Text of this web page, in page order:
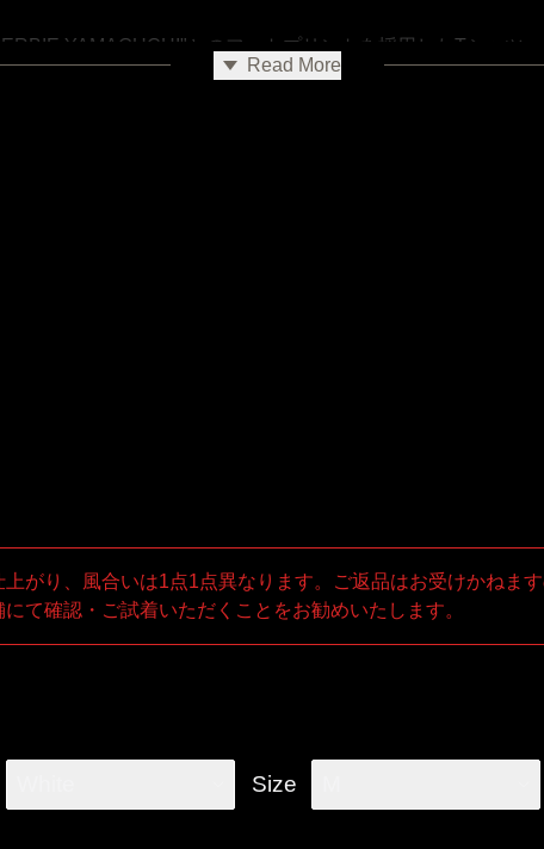
YAMAGUCHI"とのフォトプリントを採用したTシャツ。
ドンの街角。揺れる旗。」のフォトをプリント、その一瞬を、
Read More
がり、風合いは1点1点異なります。ご返品はお受けかねま
て確認・ご試着いただくことをお勧めいたします。
Size